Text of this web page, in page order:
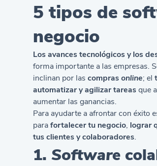
5 tipos de
negocio
Losavances tecnológicos y los
forma importante a las empresas.
inclinan por lascomprasonline; el
automatizar y agilizar tareasque
aumentar las ganancias.
Para ayudarte a afrontar con éxito
parafortalecer tu negocio, lograr
tus clientes y colaboradores.
1. Software